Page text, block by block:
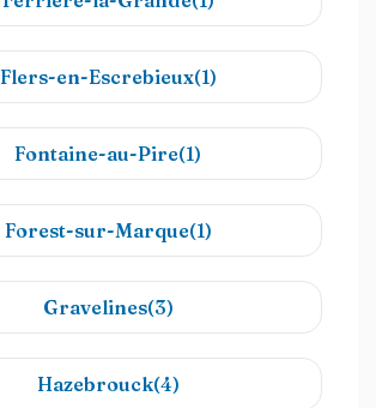
Flers-en-Escrebieux(1)
Fontaine-au-Pire(1)
Forest-sur-Marque(1)
Gravelines(3)
Hazebrouck(4)